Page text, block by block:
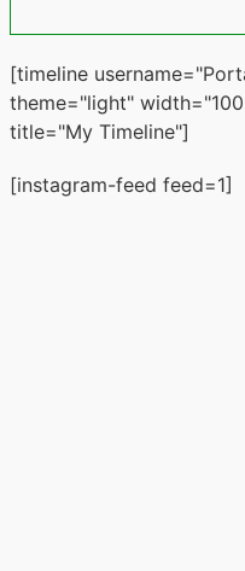
[timeline
theme="light"
title="My Timeline"]
[instagram-feed feed=1]